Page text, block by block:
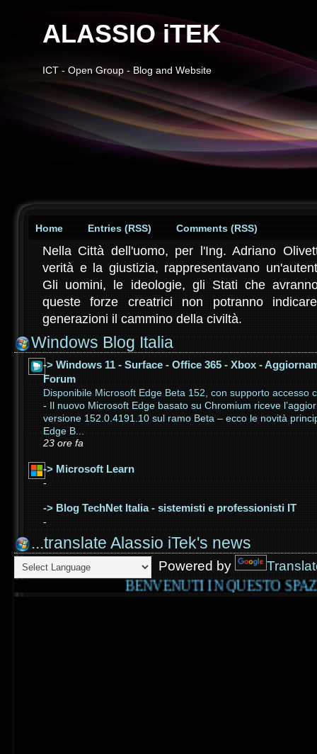
ALASSIO iTEK
ICT - Open Group - Blog and Website
Home Entries (RSS) Comments (RSS)
Nella Città dell'uomo, per l'Ing. Adriano
verità e la giustizia, rappresentavano
Gli uomini, le ideologie, gli Stati che
queste forze creatrici non potranno
generazioni il cammino della civiltà.
Windows Blog Italia
-> Windows 11 - Surface - Office 365 - Xbox -
Forum
Disponibile Microsoft Edge Beta 152, con supporto accesso
- Il nuovo Microsoft Edge basato su Chromium riceve
versione 152.0.4191.10 sul ramo Beta – ecco le novità
Edge B...
23 ore fa
-> Microsoft Learn
-
-> Blog TechNet Italia - sistemisti e professionisti IT
-
...translate Alassio iTek's news
Powered by
BENVENUTI IN QUESTO SPAZIO